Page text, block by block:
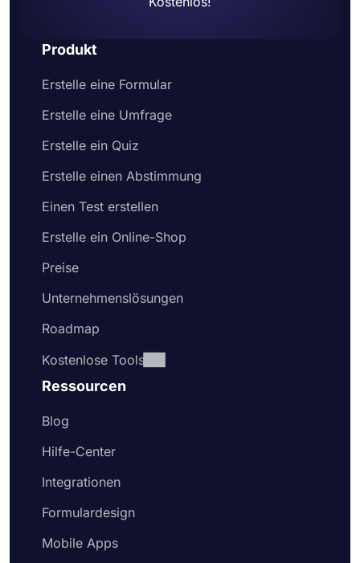
Produkt
Erstelle eine Formular
Erstelle eine Umfrage
Erstelle ein Quiz
Erstelle einen Abstimmung
Einen Test erstellen
Erstelle ein Online-Shop
Preise
Unternehmenslösungen
Roadmap
Kostenlose Tools
Ressourcen
Blog
Hilfe-Center
Integrationen
Formulardesign
Mobile Apps